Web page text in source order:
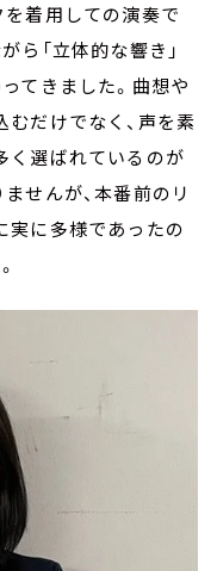
着用しての演奏で
ら「立体的な響き」
てきました。曲想や
だけでなく、声を素
く選ばれているのが
せんが、本番前のリ
実に多様であったの